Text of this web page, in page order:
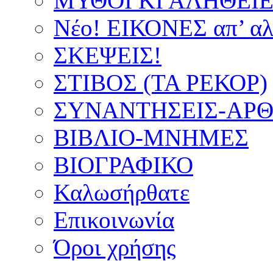
Νέο! ΕΙΚΟΝΕΣ απ’
ΣΚΕΨΕΙΣ!
ΣΤΙΒΟΣ (ΤΑ ΡΕΚΟΡ)
ΣΥΝΑΝΤΗΣΕΙΣ-
ΒΙΒΛΙΟ-ΜΝΗΜΕΣ
ΒΙΟΓΡΑΦΙΚΟ
Καλωσήρθατε
Επικοινωνία
Όροι χρήσης